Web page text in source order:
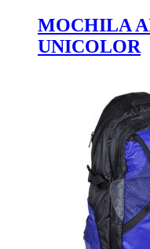
MOCHILA
UNICOLOR